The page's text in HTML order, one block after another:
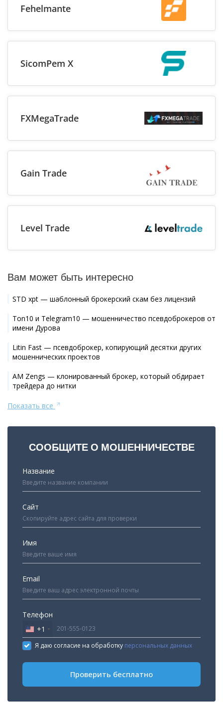
Fehelmante
SicomPem X
FXMegaTrade
Gain Trade
Level Trade
Вам может быть интересно
STD xpt — шаблонный брокерский скам без лицензий
Ton10 и Telegram10 — мошенничество псевдоброкеров от
имени Дурова
Litin Fast — псевдоброкер, копирующий десятки других
мошеннических проектов
AM Zengs — клонированный брокер, который обдирает
трейдера до нитки
Показать все
СООБЩИТЕ О МОШЕННИЧЕСТВЕ
Название
Сайт
Имя
Email
Телефон
United
States
+1
+1
Я даю согласие на обработку персональных данных
Проверить бесплатно